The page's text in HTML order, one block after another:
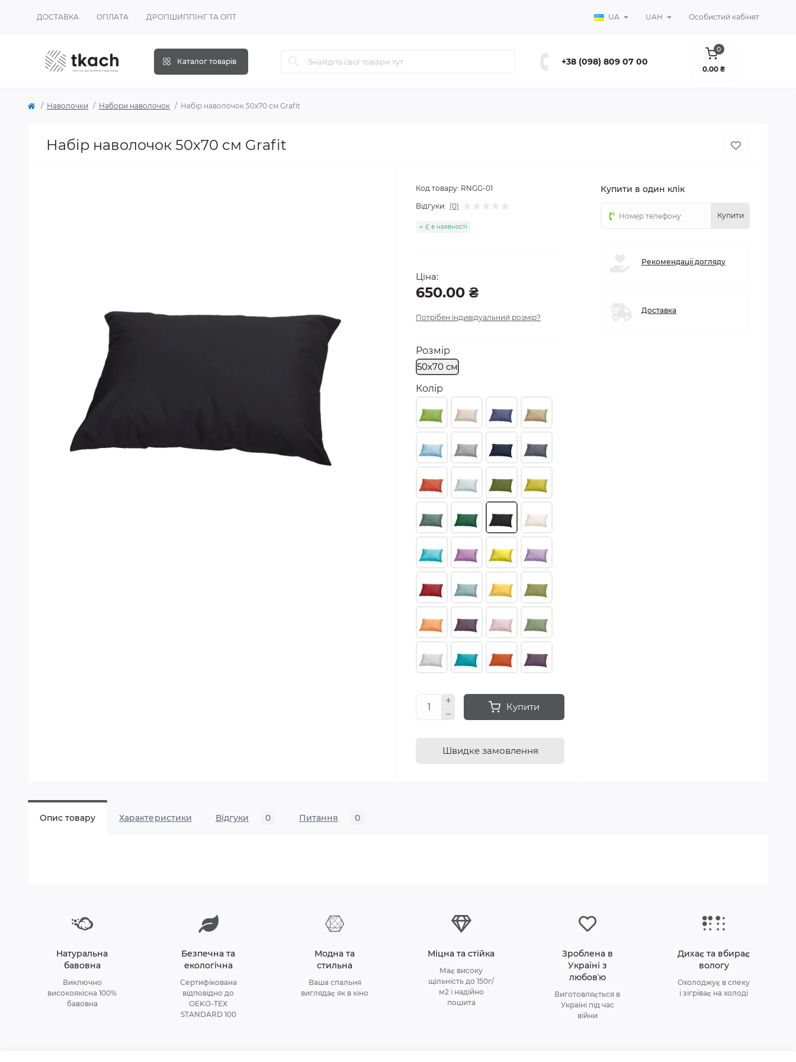
ДОСТАВКА ОПЛАТА ДРОПШИППІНГ ТА ОПТ UA UAH Особистий кабінет
Каталог товарів +38 (098) 809 07 00
0
0.00 ₴
Наволочки Набори наволочок Набір наволочок 50х70 см Grafit
Набір наволочок 50х70 см Grafit
Код товару: RNGG-01
Відгуки: (0)
Є в наявності
Ціна:
650.00 ₴
Потрібен індивідуальний розмір?
Розмір
50х70 см
Колір
Купити
Швидке замовлення
Купити в один клік
Купити
Рекомендації догляду
Доставка
Опис товару Характеристики Відгуки 0 Питання 0
Натуральна
бавовна
Виключно
високоякісна 100%
бавовна
Безпечна та
екологічна
Сертифікована
відповідно до
OEKO-TEX
STANDARD 100
Модна та
стильна
Ваша спальня
виглядає як в кіно
Міцна та стійка
Має високу
щільність до 150г/
м2 і надійно
пошита
Зроблена в
Україні з
любовʼю
Виготовляється в
Україні під час
війни
Дихає та вбирає
вологу
Охолоджує в спеку
і зігріває на холоді